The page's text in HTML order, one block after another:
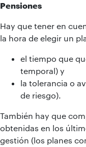
Pensiones
Hay que tener en
la hora de elegir un
el tiempo que
temporal) y
la tolerancia o
de riesgo).
También hay que
obtenidas en los
gestión (los planes